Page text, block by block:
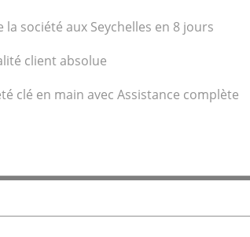
la société aux Seychelles en 8 jours
client absolue
clé en main avec Assistance complète